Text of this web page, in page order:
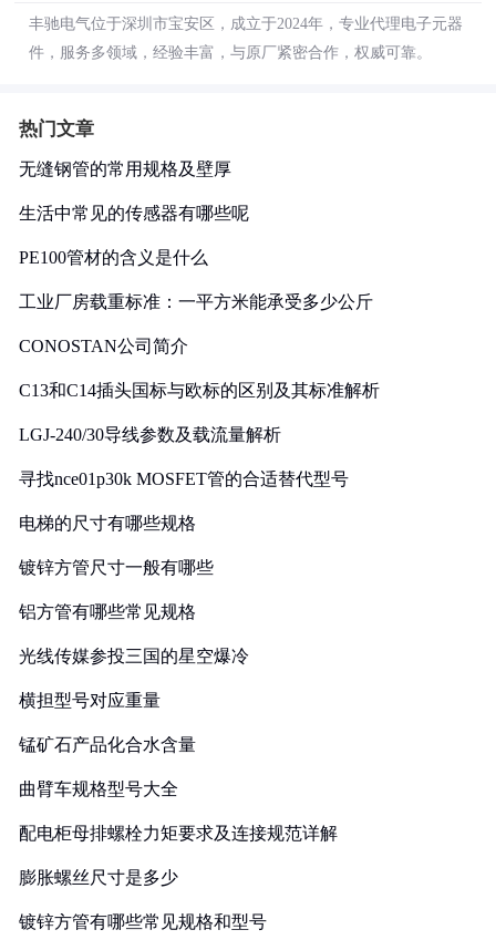
丰驰电气位于深圳市宝安区，成立于2024年，专业代理电子元器
件，服务多领域，经验丰富，与原厂紧密合作，权威可靠。
热门文章
无缝钢管的常用规格及壁厚
生活中常见的传感器有哪些呢
PE100管材的含义是什么
工业厂房载重标准：一平方米能承受多少公斤
CONOSTAN公司简介
C13和C14插头国标与欧标的区别及其标准解析
LGJ-240/30导线参数及载流量解析
寻找nce01p30k MOSFET管的合适替代型号
电梯的尺寸有哪些规格
镀锌方管尺寸一般有哪些
铝方管有哪些常见规格
光线传媒参投三国的星空爆冷
横担型号对应重量
锰矿石产品化合水含量
曲臂车规格型号大全
配电柜母排螺栓力矩要求及连接规范详解
膨胀螺丝尺寸是多少
镀锌方管有哪些常见规格和型号